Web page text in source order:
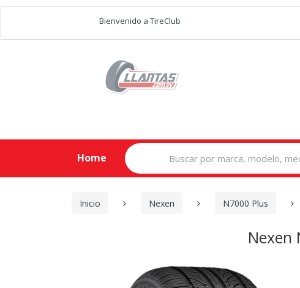
Bienvenido a TireClub
Home
Search
for:
Inicio Nexen N7000 Plus
Nexen